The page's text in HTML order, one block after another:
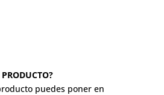
PRODUCTO?
puedes poner en